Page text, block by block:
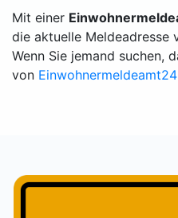
Mit einer
die aktuelle Meldeadresse
Wenn Sie jemand suchen,
von Einwohnermeldeamt24